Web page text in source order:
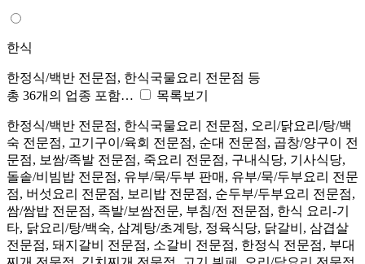
한식
한정식/백반 전문점, 한식국물요리 전문점 등
총 36개의 업종 포함…
목록보기
한정식/백반 전문점, 한식국물요리 전문점, 오리/닭요리/탕/백
숙 전문점, 고기구이/육회 전문점, 순대 전문점, 곱창/양구이 전
문점, 보쌈/족발 전문점, 죽요리 전문점, 구내식당, 기사식당,
돌솥/비빔밥 전문점, 유부/묵/두부 판매, 유부/묵/두부요리 전문
점, 버섯요리 전문점, 보리밥 전문점, 순두부/두부요리 전문점,
쌈/쌈밥 전문점, 족발/보쌈전문, 부침/전 전문점, 한식 요리-기
타, 닭요리/탕/백숙, 삼계탕/초계탕, 정육식당, 닭갈비, 삼겹살
전문점, 돼지갈비 전문점, 소갈비 전문점, 한정식 전문점, 부대